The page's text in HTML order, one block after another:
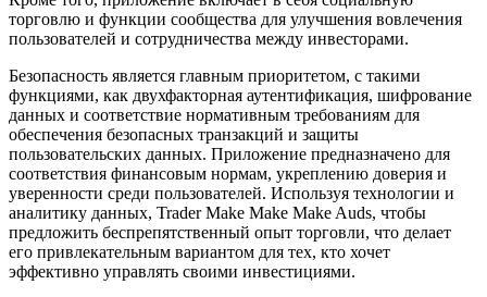
торговлю и функции сообщества для улучшения вовлечения
пользователей и сотрудничества между инвесторами.
Безопасность является главным приоритетом, с такими
функциями, как двухфакторная аутентификация, шифрование
данных и соответствие нормативным требованиям для
обеспечения безопасных транзакций и защиты
пользовательских данных. Приложение предназначено для
соответствия финансовым нормам, укреплению доверия и
уверенности среди пользователей. Используя технологии и
аналитику данных, Trader Make Make Make Auds, чтобы
предложить беспрепятственный опыт торговли, что делает
его привлекательным вариантом для тех, кто хочет
эффективно управлять своими инвестициями.